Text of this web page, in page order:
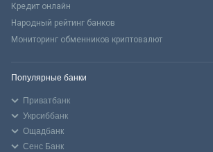
Кредит онлайн
Народный рейтинг банков
Мониторинг обменников криптовалют
Популярные банки
Приватбанк
Укрсиббанк
Ощадбанк
Сенс Банк